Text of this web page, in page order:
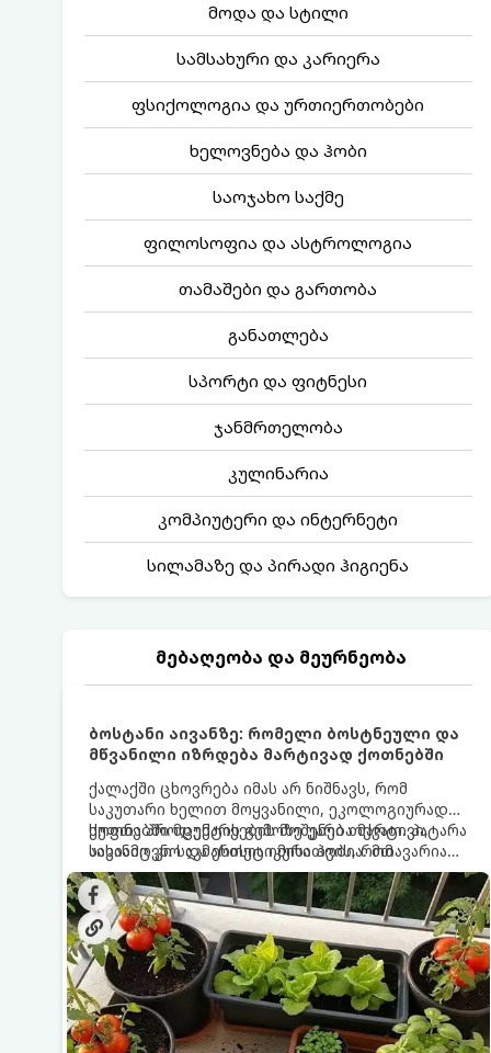
მოდა და სტილი
სამსახური და კარიერა
ფსიქოლოგია და ურთიერთობები
ხელოვნება და ჰობი
საოჯახო საქმე
ფილოსოფია და ასტროლოგია
თამაშები და გართობა
განათლება
სპორტი და ფიტნესი
ჯანმრთელობა
კულინარია
კომპიუტერი და ინტერნეტი
სილამაზე და პირადი ჰიგიენა
მებაღეობა და მეურნეობა
ბოსტანი აივანზე: რომელი ბოსტნეული და
მწვანილი იზრდება მარტივად ქოთნებში
ქალაქში ცხოვრება იმას არ ნიშნავს, რომ
საკუთარი ხელით მოყვანილი, ეკოლოგიურად
სუფთა პროდუქტის გემოზე უარი თქვათ. პატარა
აივანიც კი საკმარისია იმისათვის, რომ
მოიწყოთ მინი-ბოსტანი, საიდანაც
ყოველდღიურად ახალ, არომატულ მწვანილსა
და ბოსტნეულს მოკრეფთ.
ქოთნებში მცენარეების მოშენება მარტივი,
სასიამოვნო და ესთეტიკური ჰობია. მთავარია
იცოდეთ, რომელი კულტურები ეგუებიან
ქოთნის პირობებს ყველაზე კარგად და როგორ
მოუაროთ მათ სწორად.